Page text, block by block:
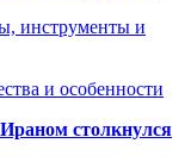
инструменты и
и особенности
столкнулся